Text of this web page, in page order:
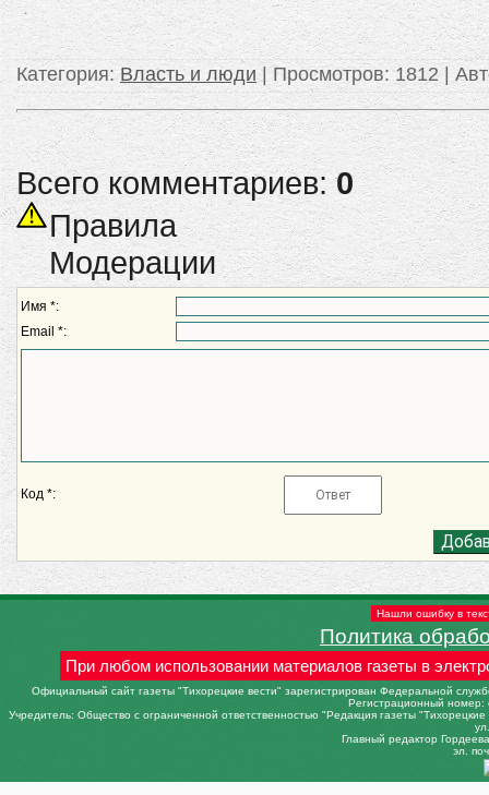
Категория: Власть и люди | Просмотров: 1812 |
Всего комментариев:0
Правила
Модерации
Имя *:
Email *:
Код *:
Нашли ошибку в
Политика
При любом использовании материалов газеты в
Официальный сайт газеты "Тихорецкие вести" зарегистрирован Федеральной
Регистрационный
Учредитель: Общество с ограниченной ответственностью "Редакция газеты
Главный редактор
эл.